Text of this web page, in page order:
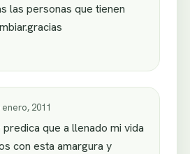
las personas que tienen
enero, 2011
que a llenado mi vida
con esta amargura y